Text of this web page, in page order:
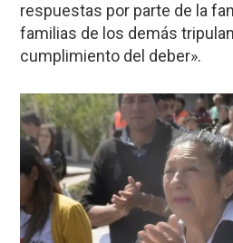
respuestas por parte de la
familias de los demás
cumplimiento del deber».